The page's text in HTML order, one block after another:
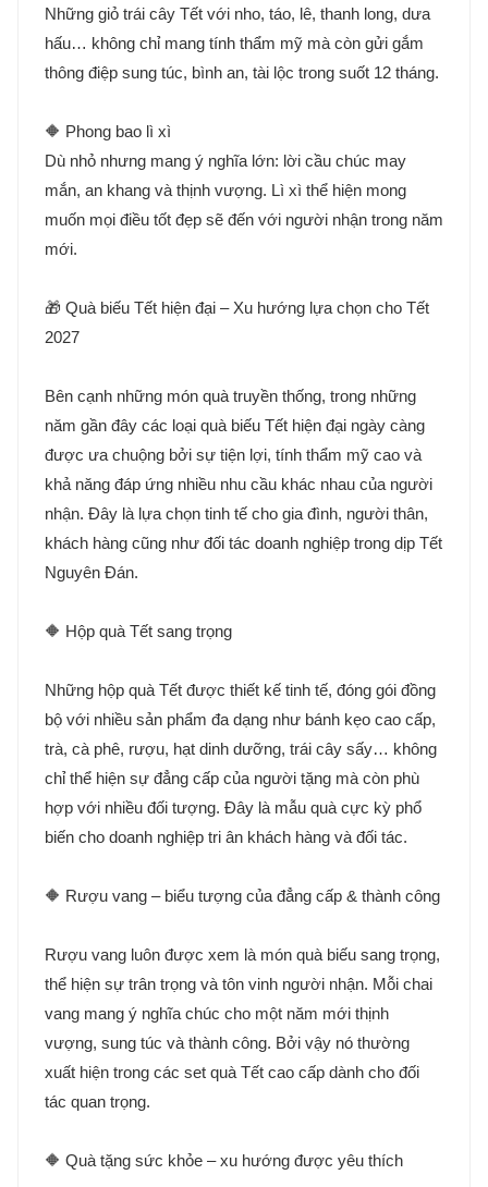
Những giỏ trái cây Tết với nho, táo, lê, thanh long, dưa
hấu… không chỉ mang tính thẩm mỹ mà còn gửi gắm
thông điệp sung túc, bình an, tài lộc trong suốt 12 tháng.
🔶 Phong bao lì xì
Dù nhỏ nhưng mang ý nghĩa lớn: lời cầu chúc may
mắn, an khang và thịnh vượng. Lì xì thể hiện mong
muốn mọi điều tốt đẹp sẽ đến với người nhận trong năm
mới.
🎁 Quà biếu Tết hiện đại – Xu hướng lựa chọn cho Tết
2027
Bên cạnh những món quà truyền thống, trong những
năm gần đây các loại quà biếu Tết hiện đại ngày càng
được ưa chuộng bởi sự tiện lợi, tính thẩm mỹ cao và
khả năng đáp ứng nhiều nhu cầu khác nhau của người
nhận. Đây là lựa chọn tinh tế cho gia đình, người thân,
khách hàng cũng như đối tác doanh nghiệp trong dịp Tết
Nguyên Đán.
🔶 Hộp quà Tết sang trọng
Những hộp quà Tết được thiết kế tinh tế, đóng gói đồng
bộ với nhiều sản phẩm đa dạng như bánh kẹo cao cấp,
trà, cà phê, rượu, hạt dinh dưỡng, trái cây sấy… không
chỉ thể hiện sự đẳng cấp của người tặng mà còn phù
hợp với nhiều đối tượng. Đây là mẫu quà cực kỳ phổ
biến cho doanh nghiệp tri ân khách hàng và đối tác.
🔶 Rượu vang – biểu tượng của đẳng cấp & thành công
Rượu vang luôn được xem là món quà biếu sang trọng,
thể hiện sự trân trọng và tôn vinh người nhận. Mỗi chai
vang mang ý nghĩa chúc cho một năm mới thịnh
vượng, sung túc và thành công. Bởi vậy nó thường
xuất hiện trong các set quà Tết cao cấp dành cho đối
tác quan trọng.
🔶 Quà tặng sức khỏe – xu hướng được yêu thích